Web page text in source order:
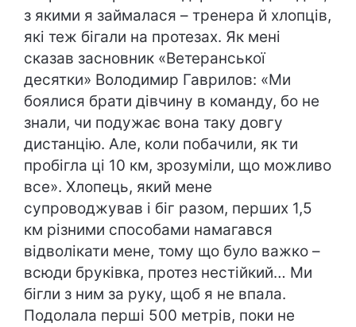
з якими я займалася – тренера й хлопців,
які теж бігали на протезах. Як мені
сказав засновник «Ветеранської
десятки» Володимир Гаврилов: «Ми
боялися брати дівчину в команду, бо не
знали, чи подужає вона таку довгу
дистанцію. Але, коли побачили, як ти
пробігла ці 10 км, зрозуміли, що можливо
все». Хлопець, який мене
супроводжував і біг разом, перших 1,5
км різними способами намагався
відволікати мене, тому що було важко –
всюди бруківка, протез нестійкий… Ми
бігли з ним за руку, щоб я не впала.
Подолала перші 500 метрів, поки не